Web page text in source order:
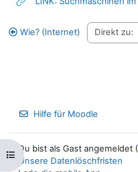
Kursindex öffnen
Wie? (Internet)
Hilfe für Moodle
Du bist als Gast angemeldet (
Unsere Datenlöschfristen